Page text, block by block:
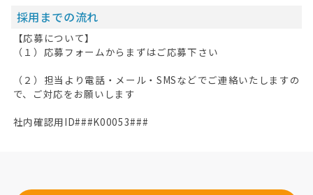
採用までの流れ
【応募について】
（１）応募フォームからまずはご応募下さい
（２）担当より電話・メール・SMSなどでご連絡いたしますの
で、ご対応をお願いします
社内確認用ID###K00053###